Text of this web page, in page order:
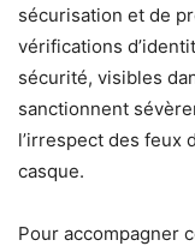
sécurisation et de
vérifications
sécurité, visibles
sanctionnent
l’irrespect des feux
casque.
Pour accompagner